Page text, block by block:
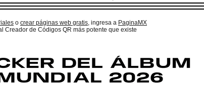
o crear páginas web gratis, ingresa a PaginaMX
Creador de Códigos QR más potente que existe